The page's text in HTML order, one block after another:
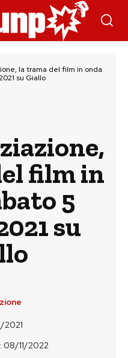
la trama del film in onda
su Giallo
film in
5
su
08/11/2022